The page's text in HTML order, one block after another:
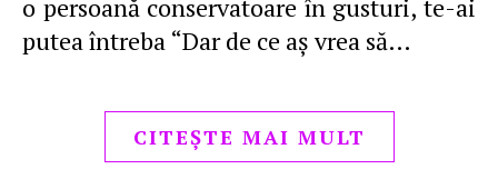
o persoană conservatoare în gusturi, te-ai
putea întreba “Dar de ce aş vrea să…
CITEȘTE MAI MULT